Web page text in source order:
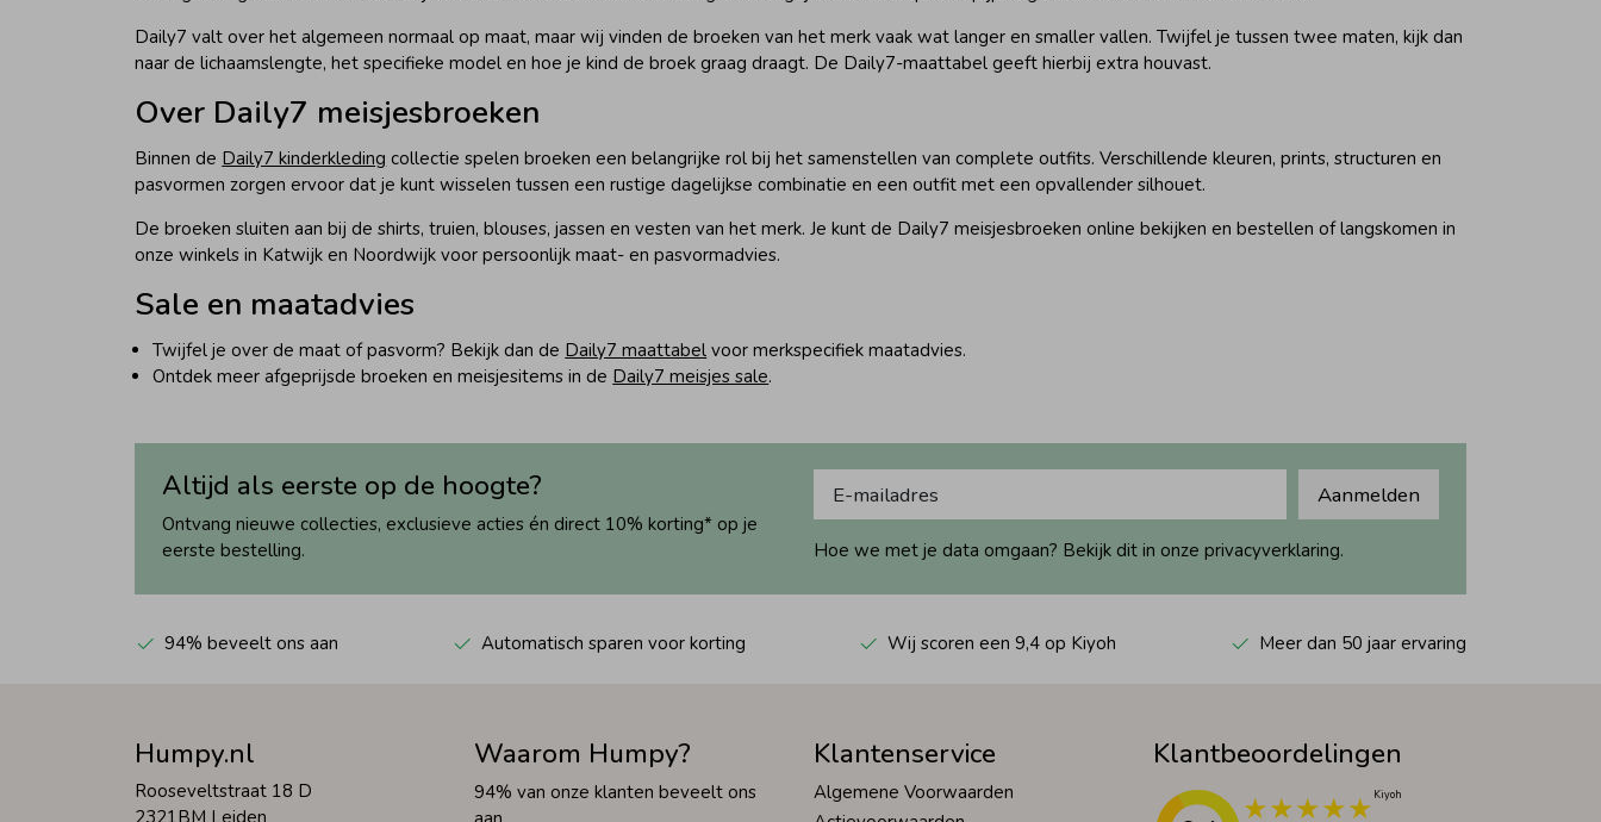
Daily7 valt over het algemeen normaal op maat, maar wij vinden de broeken van het merk vaak wat langer en smaller vallen. Twijfel je tussen twee maten, kijk dan
naar de lichaamslengte, het specifieke model en hoe je kind de broek graag draagt. De Daily7-maattabel geeft hierbij extra houvast.
Over Daily7 meisjesbroeken
Binnen de Daily7 kinderkleding collectie spelen broeken een belangrijke rol bij het samenstellen van complete outfits. Verschillende kleuren, prints, structuren en
pasvormen zorgen ervoor dat je kunt wisselen tussen een rustige dagelijkse combinatie en een outfit met een opvallender silhouet.
De broeken sluiten aan bij de shirts, truien, blouses, jassen en vesten van het merk. Je kunt de Daily7 meisjesbroeken online bekijken en bestellen of langskomen in
onze winkels in Katwijk en Noordwijk voor persoonlijk maat- en pasvormadvies.
Sale en maatadvies
Twijfel je over de maat of pasvorm? Bekijk dan de Daily7 maattabel voor merkspecifiek maatadvies.
Ontdek meer afgeprijsde broeken en meisjesitems in de Daily7 meisjes sale.
Altijd als eerste op de hoogte?
Ontvang nieuwe collecties, exclusieve acties én direct 10% korting* op je
eerste bestelling.
Aanmelden
Hoe we met je data omgaan? Bekijk dit in onze privacyverklaring.
94% beveelt ons aan Automatisch sparen voor korting Wij scoren een 9,4 op Kiyoh Meer dan 50 jaar ervaring
Humpy.nl
Rooseveltstraat 18 D
2321BM Leiden
Waarom Humpy?
94% van onze klanten beveelt ons
Klantenservice
Algemene Voorwaarden
Klantbeoordelingen